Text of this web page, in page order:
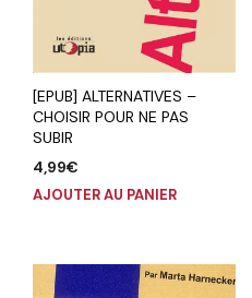
[EPUB] ALTERNATIVES –
CHOISIR POUR NE PAS
SUBIR
4,99€
AJOUTER AU PANIER